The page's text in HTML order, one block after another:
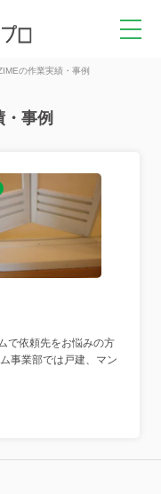
の作業実績・事例
事例
で依頼先をお悩みの方
事業部では戸建、マン